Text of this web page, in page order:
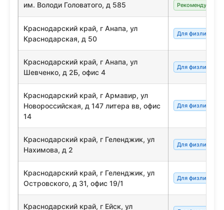
им. Володи Головатого, д 585
Рекомендуемый
Краснодарский край, г Анапа, ул
Краснодарская, д 50
Для физлиц/
Краснодарский край, г Анапа, ул
Шевченко, д 2Б, офис 4
Для физлиц/
Краснодарский край, г Армавир, ул
Новороссийская, д 147 литера вв, офис
14
Для физлиц/
Краснодарский край, г Геленджик, ул
Нахимова, д 2
Для физлиц/
Краснодарский край, г Геленджик, ул
Островского, д 31, офис 19/1
Для физлиц/
Краснодарский край, г Ейск, ул